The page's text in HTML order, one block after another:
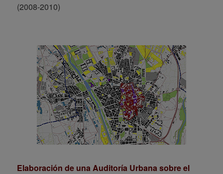
(2008-2010)
Elaboración de una Auditoría Urbana sobre el